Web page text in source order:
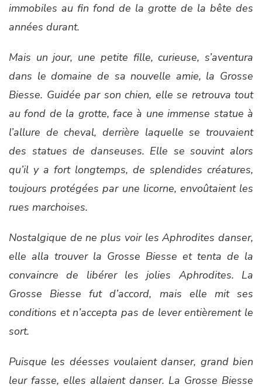
immobiles au fin fond de la grotte de la bête des
années durant.
Mais un jour, une petite fille, curieuse, s’aventura
dans le domaine de sa nouvelle amie, la Grosse
Biesse. Guidée par son chien, elle se retrouva tout
au fond de la grotte, face à une immense statue à
l’allure de cheval, derrière laquelle se trouvaient
des statues de danseuses. Elle se souvint alors
qu’il y a fort longtemps, de splendides créatures,
toujours protégées par une licorne, envoûtaient les
rues marchoises.
Nostalgique de ne plus voir les Aphrodites danser,
elle alla trouver la Grosse Biesse et tenta de la
convaincre de libérer les jolies Aphrodites. La
Grosse Biesse fut d’accord, mais elle mit ses
conditions et n’accepta pas de lever entièrement le
sort.
Puisque les déesses voulaient danser, grand bien
leur fasse, elles allaient danser. La Grosse Biesse